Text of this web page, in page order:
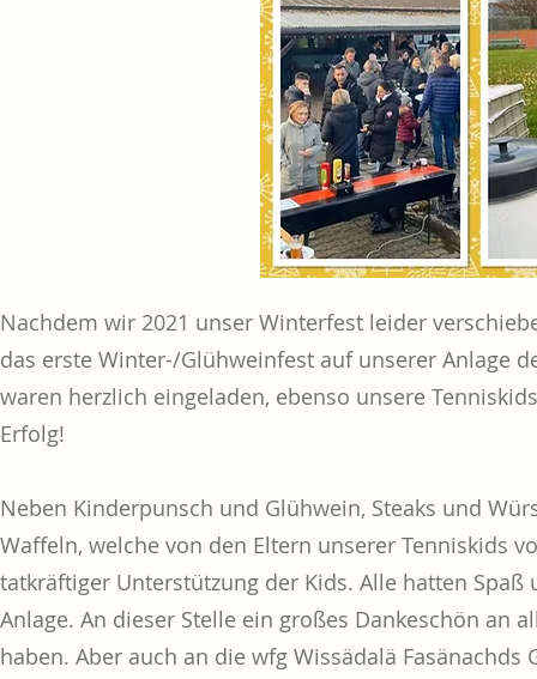
Nachdem wir 2021 unser Winterfest leider
das erste Winter-/Glühweinfest auf unserer Anlage
waren herzlich eingeladen, ebenso unsere
Erfolg!
Neben Kinderpunsch und Glühwein, Steaks und
Waffeln, welche von den Eltern unserer Tenniskids
tatkräftiger Unterstützung der Kids. Alle hatten
Anlage. An dieser Stelle ein großes Dankeschön an
haben. Aber auch an die wfg Wissädalä